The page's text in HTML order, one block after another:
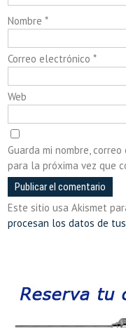
Nombre*
Correo electrónico*
Web
Guarda mi nombre,
para la próxima vez que
Este sitio usa Akismet
procesan los datos de